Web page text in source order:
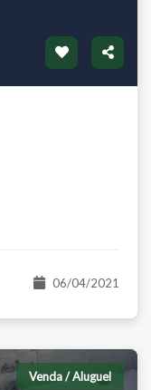
06/04/2021
Venda / Aluguel